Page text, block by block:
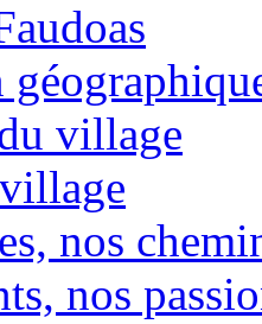
village
nos
nos